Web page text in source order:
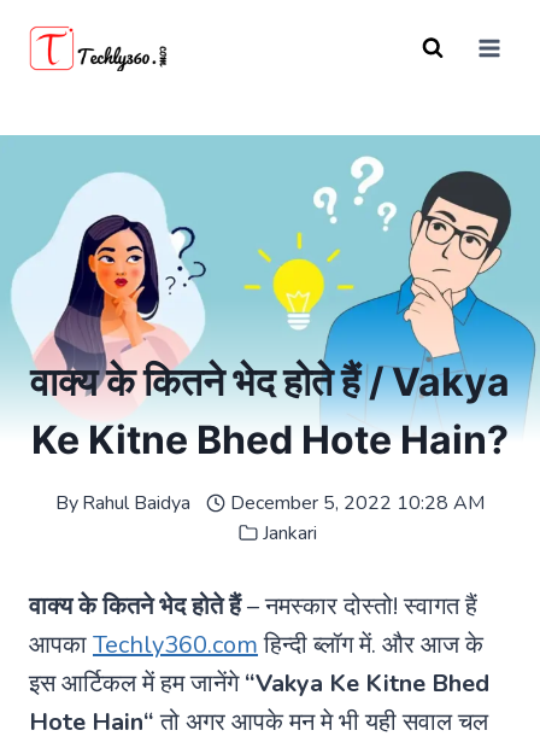
वाक्य के कितने भेद होते हैं / Vakya
Ke Kitne Bhed Hote Hain?
ByRahul Baidya
December 5, 2022 10:28 AM
Jankari
वाक्य के कितने भेद होते हैं– नमस्कार दोस्तो! स्वागत हैं
आपकाTechly360.comहिन्दी ब्लॉग में. और आज के
इस आर्टिकल में हम जानेंगे“Vakya Ke Kitne Bhed
Hote Hain“तो अगर आपके मन मे भी यही सवाल चल